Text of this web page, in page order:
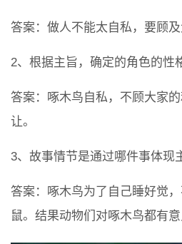
答案：做人不能太自私，要顾及
2、根据主旨，确定的角色的性
答案：啄木鸟自私，不顾大家
让。
3、故事情节是通过哪件事体现
答案：啄木鸟为了自己睡好觉
鼠。结果动物们对啄木鸟都有意